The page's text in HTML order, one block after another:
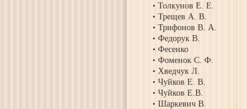
Толкунов Е. Е.
Трещев А. В.
Трифонов В. А.
Федорук В.
Фесенко
Фоменок С. Ф.
Хведчук Л.
Чуйков Е. В.
Чуйков Е.В.
Шаркевич В.